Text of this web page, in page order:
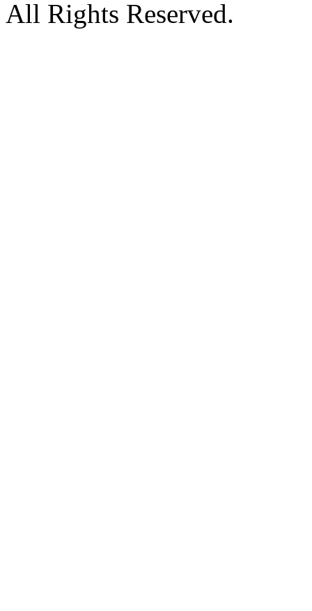
All Rights Reserved.